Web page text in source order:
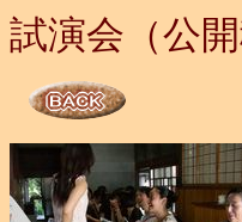
試演会（公